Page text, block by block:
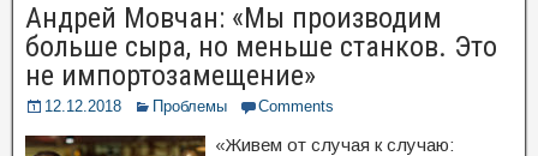
Андрей Мовчан: «Мы производим
больше сыра, но меньше станков. Это
не импортозамещение»
12.12.2018 Проблемы Comments
«Живем от случая к случаю: